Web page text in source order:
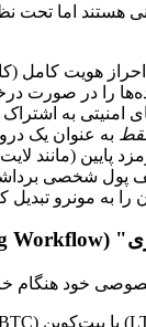
هستند اما تحت
احراز هویت کامل
را در صورت
امنیتی به اشتراک
به عنوان یک
پایین (مانند
پول شخصی
را به مونرو تبدیل
خود هنگام